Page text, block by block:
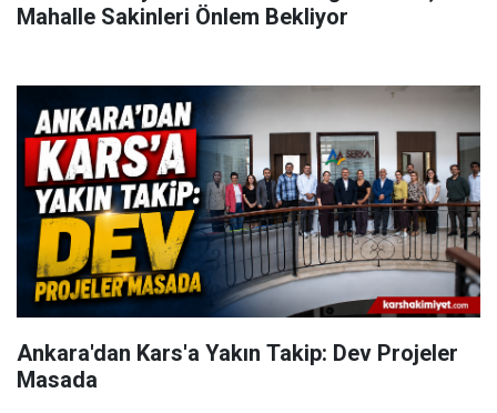
Mahalle Sakinleri Önlem Bekliyor
Ankara'dan Kars'a Yakın Takip: Dev Projeler
Masada